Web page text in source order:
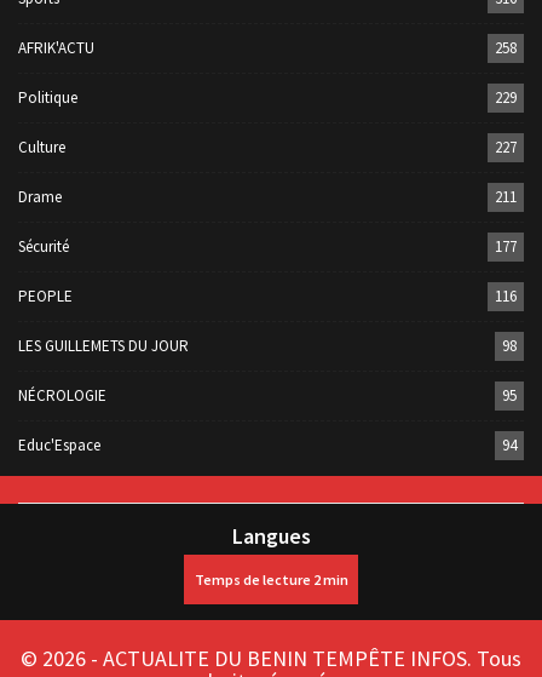
AFRIK'ACTU 258
Politique 229
Culture 227
Drame 211
Sécurité 177
PEOPLE 116
LES GUILLEMETS DU JOUR 98
NÉCROLOGIE 95
Educ'Espace 94
Langues
© 2026 - ACTUALITE DU BENIN TEMPÊTE INFOS. Tous